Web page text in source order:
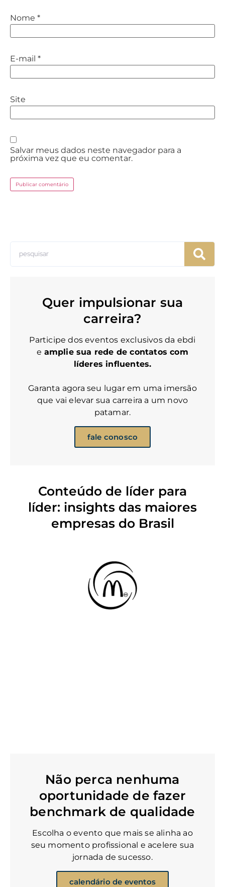
Nome *
E-mail *
Site
Salvar meus dados neste navegador para a
próxima vez que eu comentar.
Quer impulsionar sua
carreira?
Participe dos eventos exclusivos da ebdi
e amplie sua rede de contatos com
líderes influentes.
Garanta agora seu lugar em uma imersão
que vai elevar sua carreira a um novo
patamar.
fale conosco
Conteúdo de líder para
líder: insights das maiores
empresas do Brasil
Não perca nenhuma
oportunidade de fazer
benchmark de qualidade
Escolha o evento que mais se alinha ao
seu momento profissional e acelere sua
jornada de sucesso.
calendário de eventos